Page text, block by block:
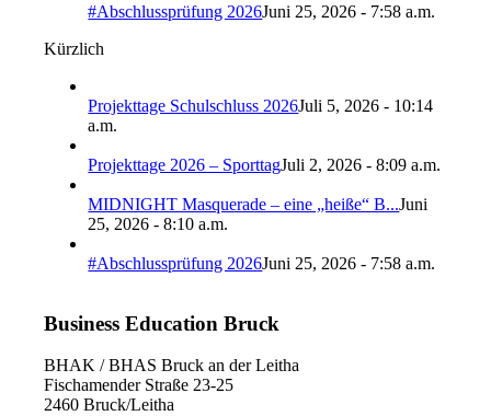
#Abschlussprüfung 2026Juni 25, 2026 - 7:58 a.m.
Kürzlich
Projekttage Schulschluss 2026Juli 5, 2026 - 10:14
a.m.
Projekttage 2026 – SporttagJuli 2, 2026 - 8:09 a.m.
MIDNIGHT Masquerade – eine „heiße“ B...Juni
25, 2026 - 8:10 a.m.
#Abschlussprüfung 2026Juni 25, 2026 - 7:58 a.m.
Business Education Bruck
BHAK / BHAS Bruck an der Leitha
Fischamender Straße 23-25
2460 Bruck/Leitha